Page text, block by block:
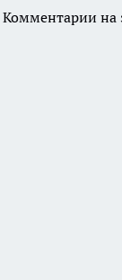
Комментарии на